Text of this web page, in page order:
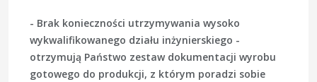
- Brak konieczności utrzymywania wysoko
wykwalifikowanego działu inżynierskiego -
otrzymują Państwo zestaw dokumentacji wyrobu
gotowego do produkcji, z którym poradzi sobie